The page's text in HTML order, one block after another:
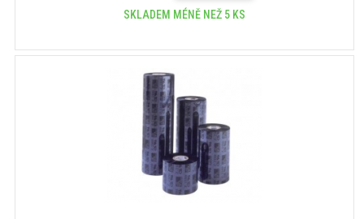
SKLADEM MÉNĚ NEŽ 5 KS